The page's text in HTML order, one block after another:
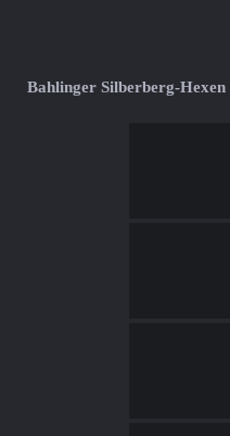
Bahlinger Silberberg-Hexen